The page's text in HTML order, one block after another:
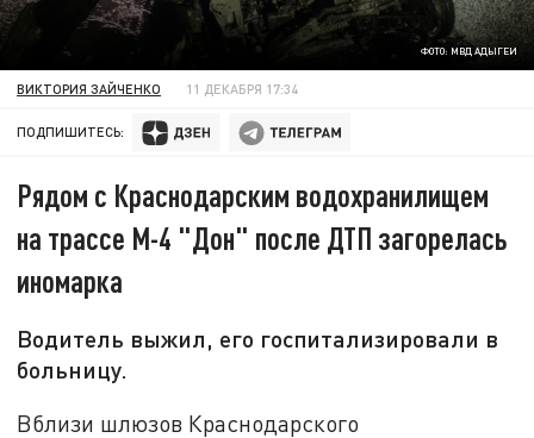
ФОТО: МВД АДЫГЕИ
ВИКТОРИЯ ЗАЙЧЕНКО 11 ДЕКАБРЯ 17:34
ПОДПИШИТЕСЬ:
Рядом с Краснодарским водохранилищем
на трассе М-4 "Дон" после ДТП загорелась
иномарка
Водитель выжил, его госпитализировали в
больницу.
Вблизи шлюзов Краснодарского